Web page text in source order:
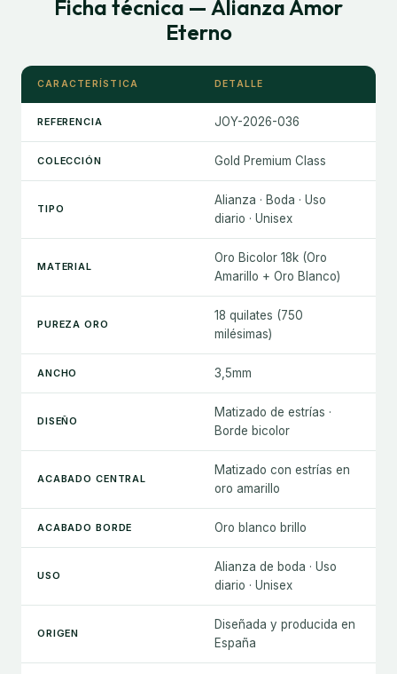
Ficha técnica — Alianza Amor
Eterno
CARACTERÍSTICA DETALLE
REFERENCIA JOY-2026-036
COLECCIÓN Gold Premium Class
TIPO
Alianza · Boda · Uso
diario · Unisex
MATERIAL
Oro Bicolor 18k (Oro
Amarillo + Oro Blanco)
PUREZA ORO
18 quilates (750
milésimas)
ANCHO 3,5mm
DISEÑO
Matizado de estrías ·
Borde bicolor
ACABADO CENTRAL
Matizado con estrías en
oro amarillo
ACABADO BORDE Oro blanco brillo
USO
Alianza de boda · Uso
diario · Unisex
ORIGEN
Diseñada y producida en
España